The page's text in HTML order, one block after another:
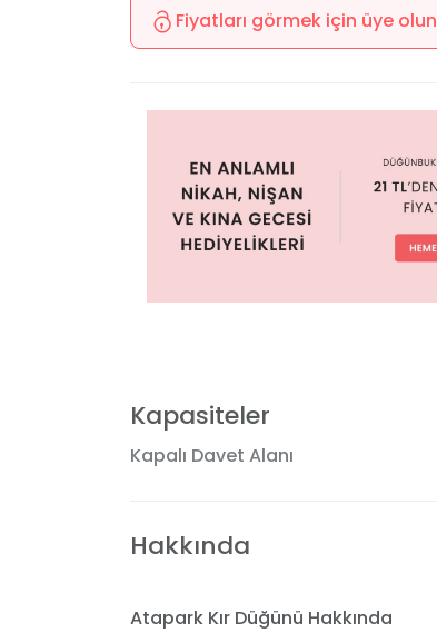
Fiyatları görmek için üye olun
Kapasiteler
Kapalı Davet Alanı
Hakkında
Atapark Kır Düğünü Hakkında